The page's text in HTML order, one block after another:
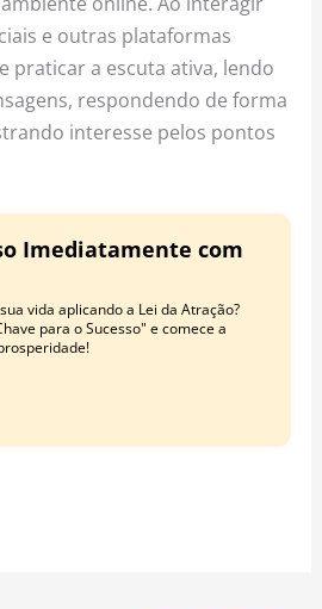
e outras plataformas
praticar a escuta ativa, lendo
respondendo de forma
interesse pelos pontos
Imediatamente com
vida aplicando a Lei da Atração?
para o Sucesso" e comece a